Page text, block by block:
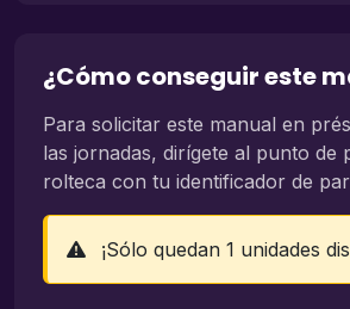
¿Cómo conseguir este
Para solicitar este manual en
las jornadas, dirígete al punto de
rolteca con tu identificador de
¡Sólo quedan 1 unidades